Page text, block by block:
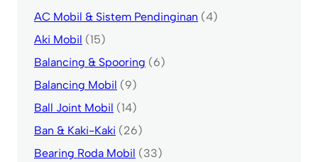
AC Mobil & Sistem Pendinginan (4)
Aki Mobil (15)
Balancing & Spooring (6)
Balancing Mobil (9)
Ball Joint Mobil (14)
Ban & Kaki-Kaki (26)
Bearing Roda Mobil (33)